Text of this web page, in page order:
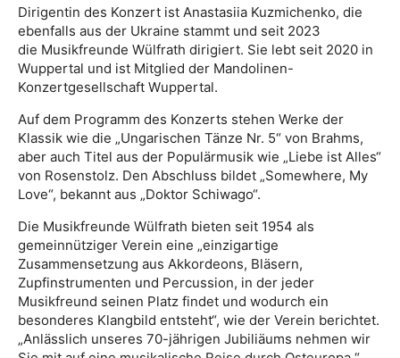
Dirigentin des Konzert ist Anastasiia Kuzmichenko, die
ebenfalls aus der Ukraine stammt und seit 2023
die Musikfreunde Wülfrath dirigiert. Sie lebt seit 2020 in
Wuppertal und ist Mitglied der Mandolinen-
Konzertgesellschaft Wuppertal.
Auf dem Programm des Konzerts stehen Werke der
Klassik wie die „Ungarischen Tänze Nr. 5“ von Brahms,
aber auch Titel aus der Populärmusik wie „Liebe ist Alles“
von Rosenstolz. Den Abschluss bildet „Somewhere, My
Love“, bekannt aus „Doktor Schiwago“.
Die Musikfreunde Wülfrath bieten seit 1954 als
gemeinnütziger Verein eine „einzigartige
Zusammensetzung aus Akkordeons, Bläsern,
Zupfinstrumenten und Percussion, in der jeder
Musikfreund seinen Platz findet und wodurch ein
besonderes Klangbild entsteht“, wie der Verein berichtet.
„Anlässlich unseres 70-jährigen Jubiliäums nehmen wir